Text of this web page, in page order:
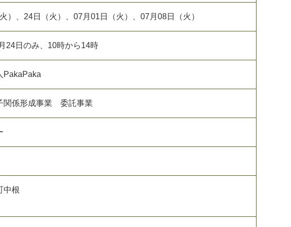
）、24日（火）、07月01日（火）、07月08日（火）
日のみ、10時から14時
PakaPaka
関係形成事業 委託事業
中根